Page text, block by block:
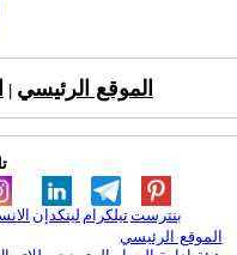
الموقع الرئيسي
لينكدإن تيلكرامبنترست
الموقع الرئيسي